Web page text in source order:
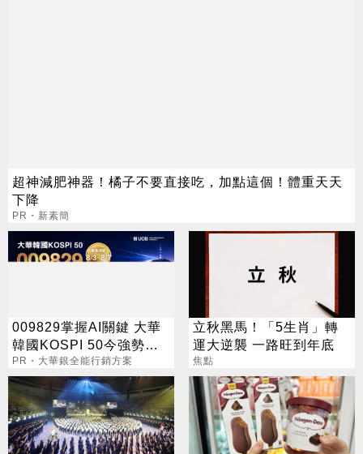
超神減肥神器！橘子不要直接吃，加點這個！體重天天
下降
PR・新素簡
009829掌握AI關鍵 大華
韓國KOSPI 50今強勢開
募
PR・大華銀全能行銷方案
立秋黑馬！「5生肖」轉
運大逆襲 一路旺到年底
焦點